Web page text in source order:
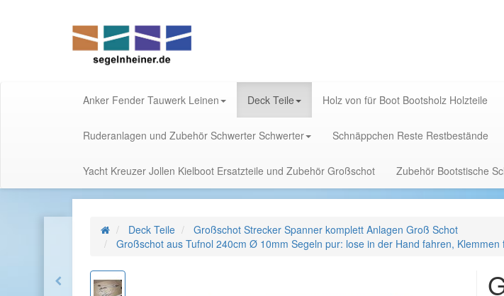
Anker Fender Tauwerk Leinen Deck Teile Holz von für Boot Bootsholz Holzteile
Ruderanlagen und Zubehör Schwerter Schwerter Schnäppchen Reste Restbestände
Yacht Kreuzer Jollen Kielboot Ersatzteile und Zubehör Großschot Zubehör Bootstische
Deck Teile
Großschot Strecker Spanner komplett Anlagen Groß Schot
Großschot aus Tufnol 240cm Ø 10mm Segeln pur: lose in der Hand fahren,